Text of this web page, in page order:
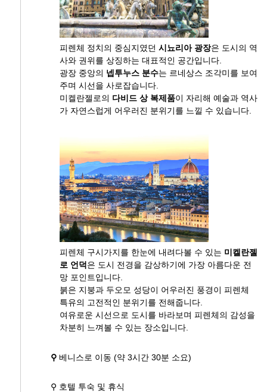
피렌체 정치의 중심지였던 시뇨리아 광장은 도시의 역
사와 권위를 상징하는 대표적인 공간입니다.
광장 중앙의 넵투누스 분수는 르네상스 조각미를 보여
주며 시선을 사로잡습니다.
미켈란젤로의 다비드 상 복제품이 자리해 예술과 역사
가 자연스럽게 어우러진 분위기를 느낄 수 있습니다.
피렌체 구시가지를 한눈에 내려다볼 수 있는 미켈란젤
로 언덕은 도시 전경을 감상하기에 가장 아름다운 전
망 포인트입니다.
붉은 지붕과 두오모 성당이 어우러진 풍경이 피렌체
특유의 고전적인 분위기를 전해줍니다.
여유로운 시선으로 도시를 바라보며 피렌체의 감성을
차분히 느껴볼 수 있는 장소입니다.
⚲ 베니스로 이동 (약 3시간 30분 소요)
⚲ 호텔 투숙 및 휴식